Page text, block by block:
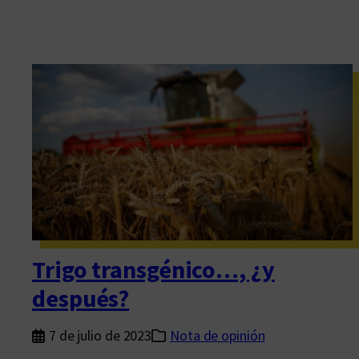
Trigo transgénico…, ¿y
después?
7 de julio de 2023 Nota de opinión